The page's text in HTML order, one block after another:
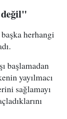
herhangi
başlamadan
yayılmacı
sağlamayı